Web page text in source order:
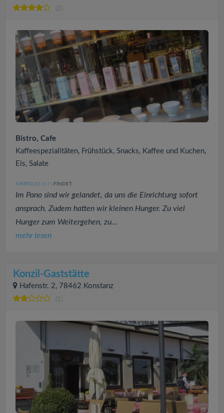
(2)
Bistro, Cafe
Kaffeespezialitäten, Frühstück, Snacks, Kaffee und Kuchen,
Eis, Salate
KIMPOLDI (117 ) FINDET:
Im Pano sind wir gelandet, da uns die Einrichtung sofort
ansprach. Zudem hatten wir kleinen Hunger. Zu viel
Hunger zum Weitergehen, zu...
mehr lesen
Konzil-Gaststätte
Hafenstr. 2, 78462 Konstanz
(1)